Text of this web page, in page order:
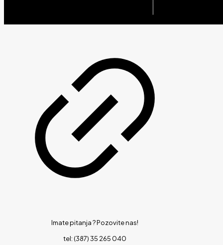
Imate pitanja ?Pozovite nas!
tel: (387) 35 265 040